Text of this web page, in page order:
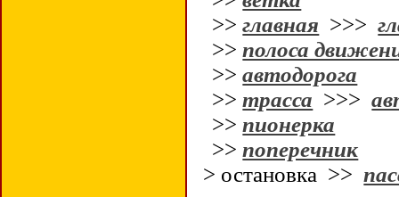
>>главная >>>
>>полоса
>>автодорога
>>трасса >>>
>>пионерка
>>поперечник
> остановка >>